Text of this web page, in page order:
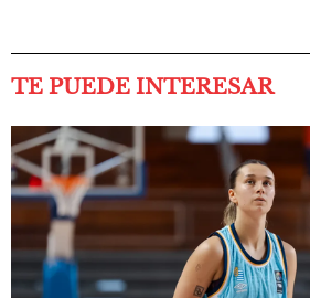
TE PUEDE INTERESAR